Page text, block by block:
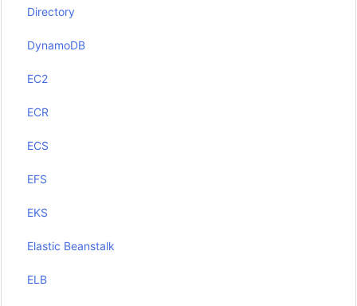
Directory
DynamoDB
EC2
ECR
ECS
EFS
EKS
Elastic Beanstalk
ELB